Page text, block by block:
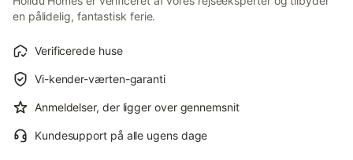
en pålidelig, fantastisk ferie.
Verificerede huse
Vi-kender-værten-garanti
Anmeldelser, der ligger over gennemsnit
Kundesupport på alle ugens dage